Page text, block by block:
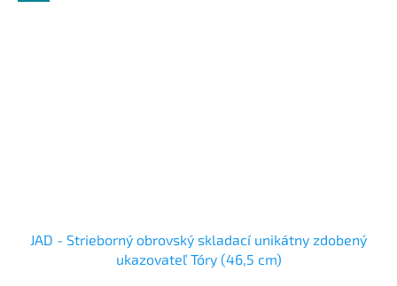
JAD - Strieborný obrovský skladací unikátny zdobený
ukazovateľ Tóry (46,5 cm)